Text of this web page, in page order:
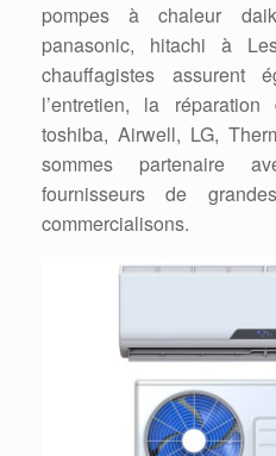
pompes à chaleur
panasonic, hitachi à
chauffagistes assurent
l’entretien, la
toshiba, Airwell, LG,
sommes partenaire
fournisseurs de
commercialisons.